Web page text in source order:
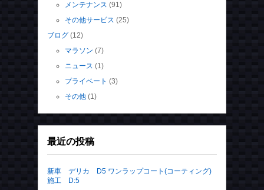
メンテナンス (91)
その他サービス (25)
ブログ (12)
マラソン (7)
ニュース (1)
プライベート (3)
その他 (1)
最近の投稿
新車 デリカ D5 ワンラップコート(コーティング)
施工 D:5